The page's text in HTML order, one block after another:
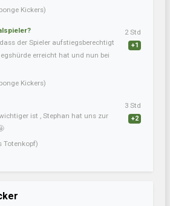
Kickers)
der Spieler aufstiegsberechtigt
erreicht hat und nun bei
Kickers)
2 Std
+1
ist , Stephan hat uns zur
Totenkopf)
3 Std
+2